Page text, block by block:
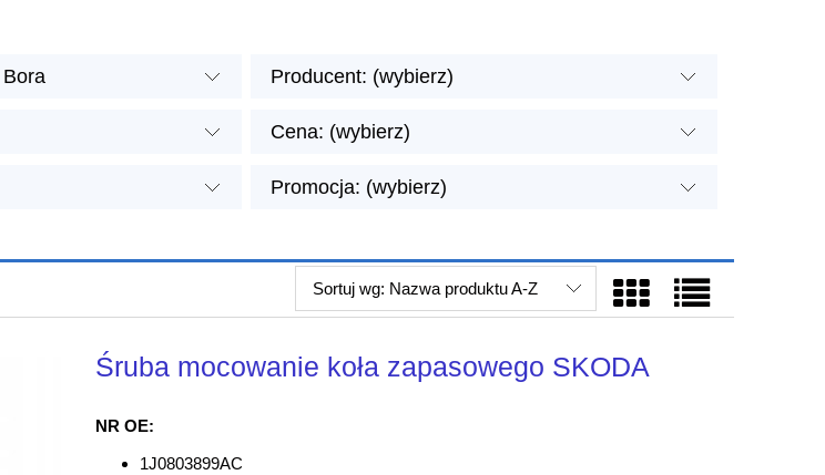
Producent: (wybierz)
Cena: (wybierz)
Promocja: (wybierz)
Sortuj wg: Nazwa produktu A-Z
Śruba mocowanie koła zapasowego SKODA
NR OE:
1J0803899AC